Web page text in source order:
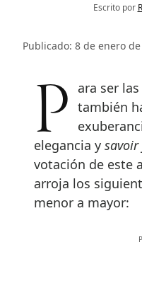
Escrito por
Publicado: 8 de enero
Para ser las más sexys de 2013
también
elegancia y
votación de este
arroja los
menor a mayor: